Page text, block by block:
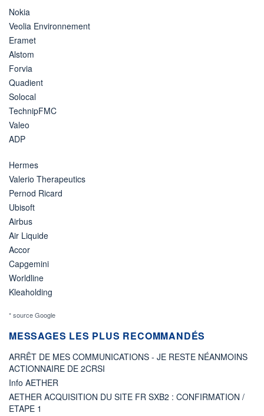
Nokia
Veolia Environnement
Eramet
Alstom
Forvia
Quadient
Solocal
TechnipFMC
Valeo
ADP
Hermes
Valerio Therapeutics
Pernod Ricard
Ubisoft
Airbus
Air Liquide
Accor
Capgemini
Worldline
Kleaholding
* source Google
MESSAGES LES PLUS RECOMMANDÉS
ARRÊT DE MES COMMUNICATIONS - JE RESTE NÉANMOINS
ACTIONNAIRE DE 2CRSI
Info AETHER
AETHER ACQUISITION DU SITE FR SXB2 : CONFIRMATION /
ETAPE 1